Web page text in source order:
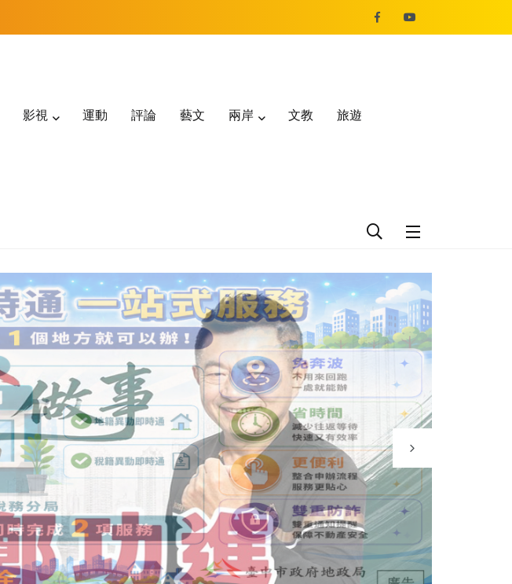
影視 運動 評論 藝文 兩岸 文教 旅遊